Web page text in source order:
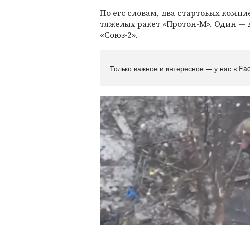
По его словам, два стартовых
тяжелых ракет «Протон-М». Один —
«Союз-2».
Только важное и интересное — у нас в